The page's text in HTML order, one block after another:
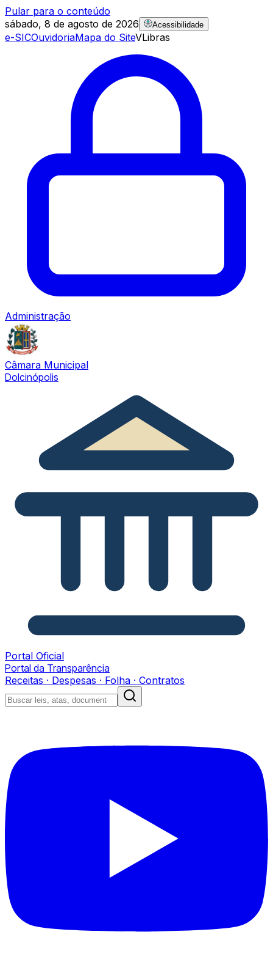
Pular para o conteúdo
sábado, 8 de agosto de 2026
Acessibilidade
e-SICOuvidoriaMapa do SiteVLibras
Administração
Câmara Municipal
Dolcinópolis
Portal Oficial
Portal da Transparência
Receitas · Despesas · Folha · Contratos